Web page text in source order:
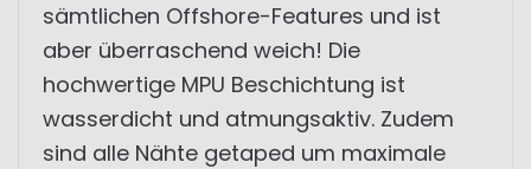
sämtlichen Offshore-Features und ist
aber überraschend weich! Die
hochwertige MPU Beschichtung ist
wasserdicht und atmungsaktiv. Zudem
sind alle Nähte getaped um maximale